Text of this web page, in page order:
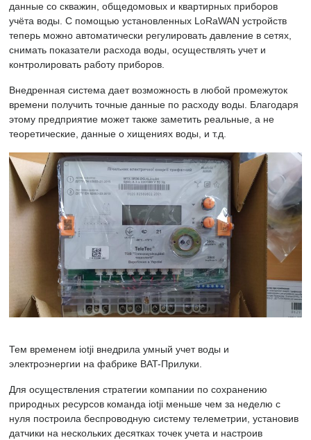
данные со скважин, общедомовых и квартирных приборов
учёта воды. С помощью установленных LoRaWAN устройств
теперь можно автоматически регулировать давление в сетях,
снимать показатели расхода воды, осуществлять учет и
контролировать работу приборов.
Внедренная система дает возможность в любой промежуток
времени получить точные данные по расходу воды. Благодаря
этому предприятие может также заметить реальные, а не
теоретические, данные о хищениях воды, и т.д.
Тем временем iotji внедрила умный учет воды и
электроэнергии на фабрике BAT-Прилуки.
Для осуществления стратегии компании по сохранению
природных ресурсов команда iotji меньше чем за неделю с
нуля построила беспроводную систему телеметрии, установив
датчики на нескольких десятках точек учета и настроив